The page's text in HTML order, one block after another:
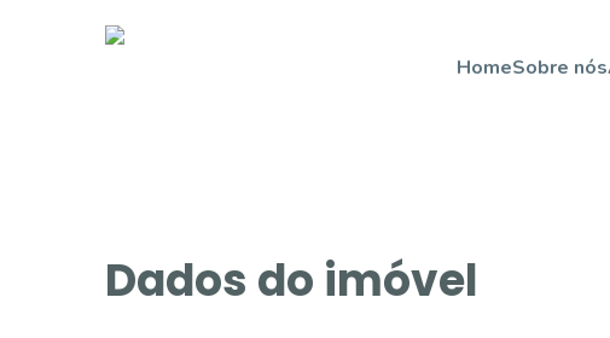
HomeSobre nós
Dados do imóvel